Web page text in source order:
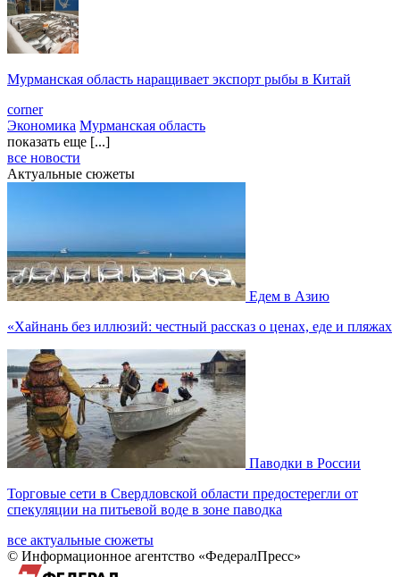
Мурманская область наращивает экспорт рыбы в Китай
corner
Экономика Мурманская область
показать еще [...]
все новости
Актуальные сюжеты
Едем в Азию
«Хайнань без иллюзий: честный рассказ о ценах, еде и пляжах
Паводки в России
Торговые сети в Свердловской области предостерегли от
спекуляции на питьевой воде в зоне паводка
все актуальные сюжеты
© Информационное агентство «ФедералПресс»